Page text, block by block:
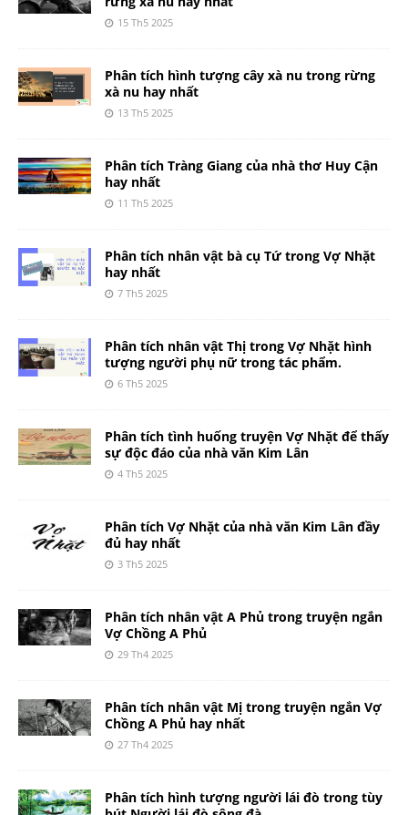
15 Th5 2025
Phân tích hình tượng cây xà nu trong rừng
xà nu hay nhất
13 Th5 2025
Phân tích Tràng Giang của nhà thơ Huy Cận
hay nhất
11 Th5 2025
Phân tích nhân vật bà cụ Tứ trong Vợ Nhặt
hay nhất
7 Th5 2025
Phân tích nhân vật Thị trong Vợ Nhặt hình
tượng người phụ nữ trong tác phẩm.
6 Th5 2025
Phân tích tình huống truyện Vợ Nhặt để thấy
sự độc đáo của nhà văn Kim Lân
4 Th5 2025
Phân tích Vợ Nhặt của nhà văn Kim Lân đầy
đủ hay nhất
3 Th5 2025
Phân tích nhân vật A Phủ trong truyện ngắn
Vợ Chồng A Phủ
29 Th4 2025
Phân tích nhân vật Mị trong truyện ngắn Vợ
Chồng A Phủ hay nhất
27 Th4 2025
Phân tích hình tượng người lái đò trong tùy